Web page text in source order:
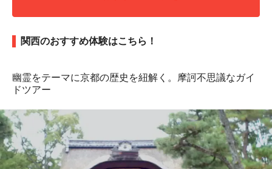
関西のおすすめ体験はこちら！
幽霊をテーマに京都の歴史を紐解く。摩訶不思議なガイ
ドツアー